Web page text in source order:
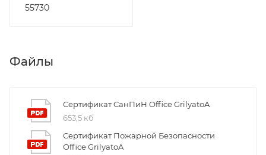
55730
Файлы
Сертификат СанПиН Office GrilyatoA
653,5 кб
Сертификат Пожарной Безопасности
Office GrilyatoA